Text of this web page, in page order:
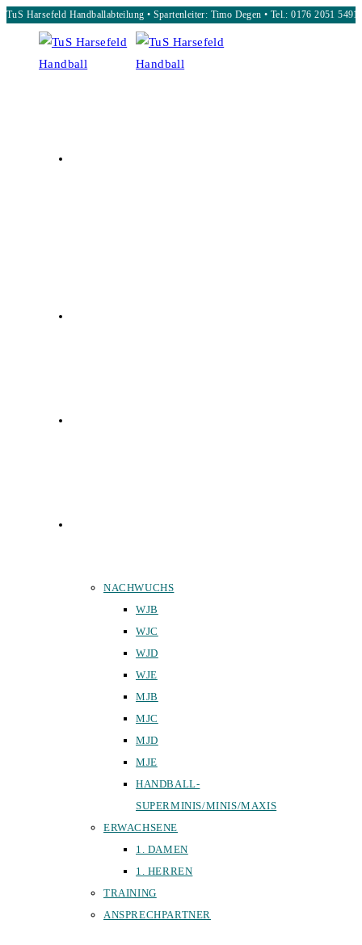
Zum
springen
TuS Harsefeld Handballabteilung • Spartenleiter: Timo Degen • Tel.: 0176 2051 5491
NACHWUCHS
WJB
WJC
WJD
WJE
MJB
MJC
MJD
MJE
HANDBALL-
SUPERMINIS/MINIS/MAXIS
ERWACHSENE
1. DAMEN
1. HERREN
TRAINING
ANSPRECHPARTNER